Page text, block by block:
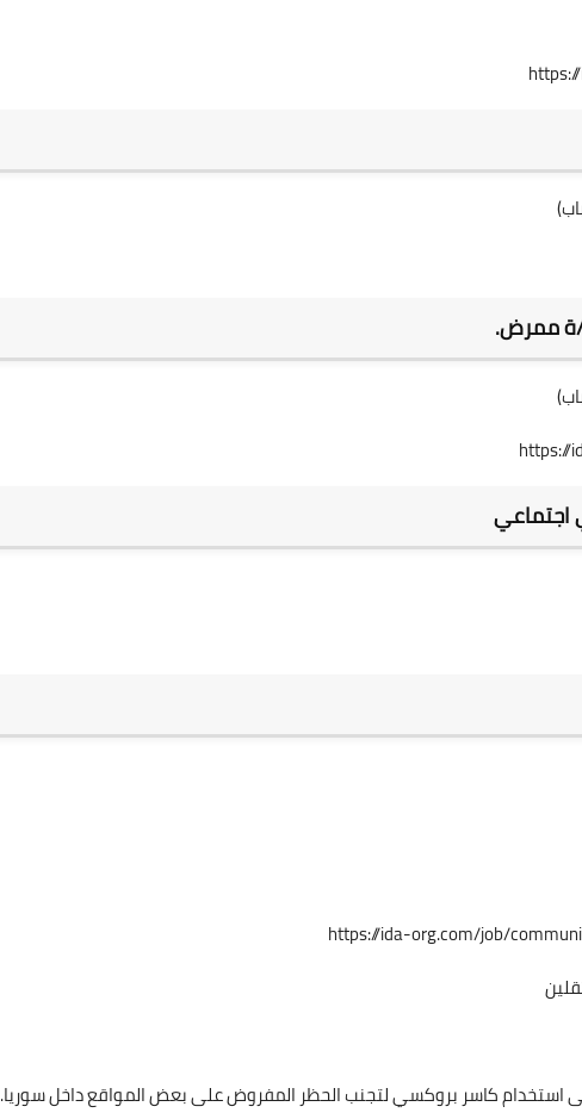
https://
https://ida-org.com/job/
استخدام كاسر بروكسي لتجنب الحظر المفروض على بعض المواقع داخل سوريا.